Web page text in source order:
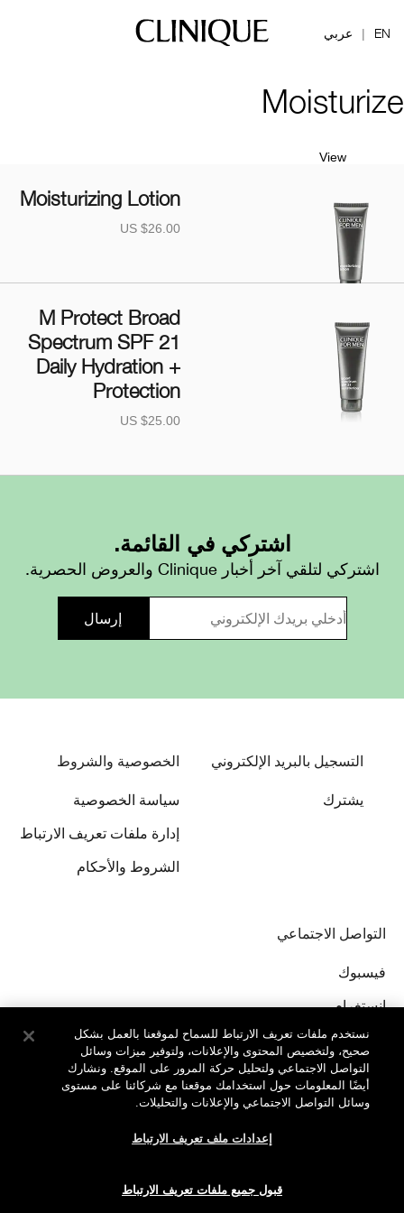
EN
| عربي
Moisturize
View
Moisturizing Lotion
US $26.00
M Protect Broad
Spectrum SPF 21
Daily Hydration +
Protection
US $25.00
اشتركي في القائمة.
اشتركي لتلقي آخر أخبار Clinique والعروض الحصرية.
التسجيل بالبريد الإلكتروني
يشترك
الخصوصية والشروط
سياسة الخصوصية
إدارة ملفات تعريف الارتباط
الشروط والأحكام
التواصل الاجتماعي
فيسبوك
إنستغرام
نستخدم ملفات تعريف الارتباط للسماح لموقعنا بالعمل بشكل
صحيح، ولتخصيص المحتوى والإعلانات، ولتوفير ميزات وسائل
التواصل الاجتماعي ولتحليل حركة المرور على الموقع. ونشارك
أيضًا المعلومات حول استخدامك موقعنا مع شركائنا على مستوى
وسائل التواصل الاجتماعي والإعلانات والتحليلات.
إعدادات ملف تعريف الارتباط
قبول جميع ملفات تعريف الارتباط